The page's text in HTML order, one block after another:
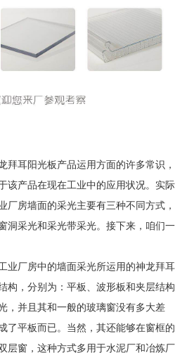
拜耳阳光板产品运用方面的许多常识，
该产品在现在工业中的应用状况。实际
厂房墙面的采光主要有三种不同方式，
洞采光和采光带采光。接下来，咱们一
业厂房中的墙面采光所运用的神龙拜耳
构，分别为：平板、波形板和夹层结构
，并且其和一般的玻璃窗没有多大差
了平板而已。当然，其还能够在窗框的
层窗，这种方式多用于水泥厂和冶炼厂